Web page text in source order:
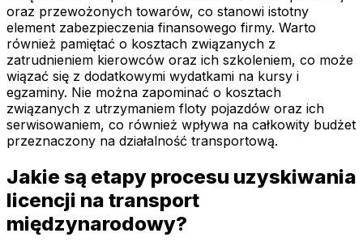
oraz przewożonych towarów, co stanowi istotny
element zabezpieczenia finansowego firmy. Warto
również pamiętać o kosztach związanych z
zatrudnieniem kierowców oraz ich szkoleniem, co może
wiązać się z dodatkowymi wydatkami na kursy i
egzaminy. Nie można zapominać o kosztach
związanych z utrzymaniem floty pojazdów oraz ich
serwisowaniem, co również wpływa na całkowity budżet
przeznaczony na działalność transportową.
Jakie są etapy procesu uzyskiwania
licencji na transport
międzynarodowy?